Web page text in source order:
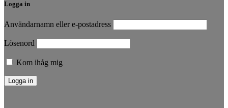
Logga in
Användarnamn eller e-postadress
Lösenord
Kom ihåg mig